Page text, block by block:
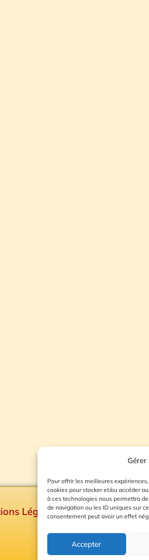
Gérer
Pour offrir les meilleures
cookies pour stocker et/ou accéder
à ces technologies nous permettra
de navigation ou les ID uniques sur
consentement peut avoir un effet
Accepter
Légales
Plan du site